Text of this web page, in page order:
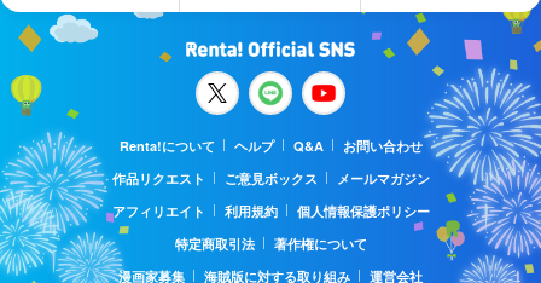
Renta!について ヘルプ Q&A
お問い合わせ
作品リクエスト
ご意見ボックス
メールマガジン
アフィリエイト
利用規約
個人情報保護ポリシー
特定商取引法
著作権について
漫画家募集
海賊版に対する取り組み 運営会社